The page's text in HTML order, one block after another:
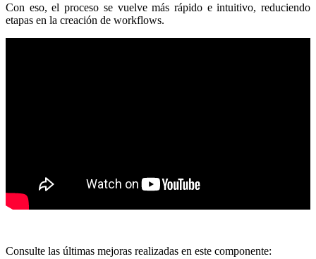
Con eso, el proceso se vuelve más rápido e intuitivo, reduciendo
etapas en la creación de workflows.
Consulte las últimas mejoras realizadas en este componente: